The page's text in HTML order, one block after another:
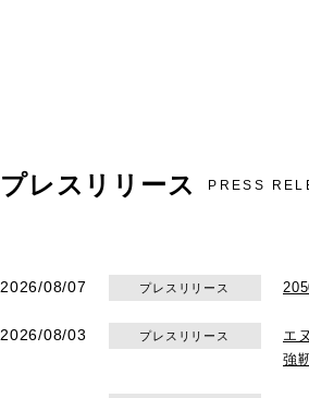
プレスリリース PRESS
2026/08/07 プレスリリース
2026/08/03 プレスリリース
エ
強